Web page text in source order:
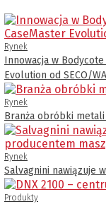
Rynek
Innowacja w
Evolution od SECO/
Rynek
Branża obróbki
Rynek
Salvagnini nawiązuje
Produkty